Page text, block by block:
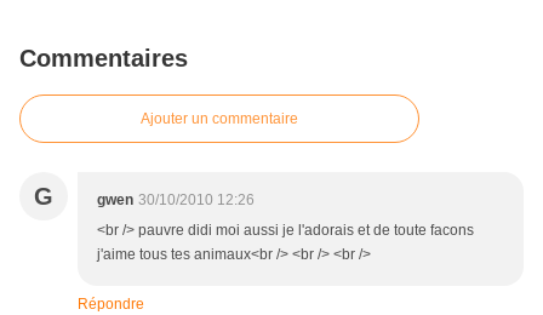
Commentaires
Ajouter un commentaire
G gwen 30/10/2010 12:26
<br /> pauvre didi moi aussi je l'adorais et de toute facons
j'aime tous tes animaux<br /> <br /> <br />
Répondre